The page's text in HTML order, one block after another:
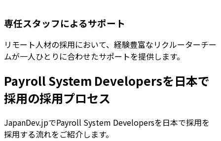
専任スタッフによるサポート
リモート人材の採用において、経験豊富なリクルーターチー
ムが一人ひとりに合わせたサポートを提供します。
Payroll System Developersを日本で
採用の採用プロセス
JapanDev.jpでPayroll System Developersを日本で採用を
採用する流れをご紹介します。